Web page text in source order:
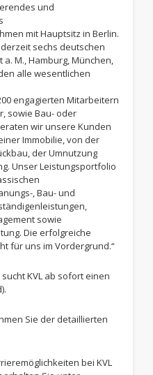
und
mit Hauptsitz in Berlin.
sechs deutschen
M., Hamburg, München,
alle wesentlichen
engagierten Mitarbeitern
sowie Bau- oder
wir unsere Kunden
Immobilie, von der
der Umnutzung
Unser Leistungsportfolio
, Bau- und
sowie
Die erfolgreiche
für uns im Vordergrund.“
KVL ab sofort einen
Sie der detaillierten
bei KVL